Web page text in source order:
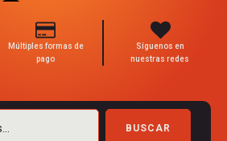
Múltiples formas de
pago
Síguenos en
nuestras redes
BUSCAR